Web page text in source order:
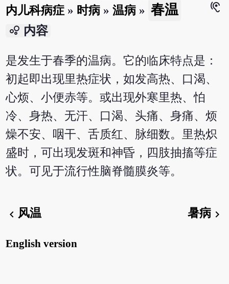
内儿科病症 » 时病 »温病 » 春温
hearing
bubble_chart 内容
是发生于春季的温病。它的临床特点是：
初起即出现里热症状，如发高热、口渴、
心烦、小便赤等。或出现外寒里热、怕
冷、身热、无汗、口渴、头痛、身痛、烦
燥不安、咽干、舌质红、脉细数。里热炽
盛时，可出现发斑和神昏，四肢抽搐等症
状。可见于流行性脑脊髓膜炎等。
chevron_left风温 暑病chevron_right
English version